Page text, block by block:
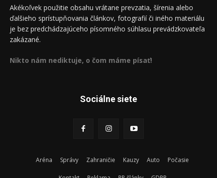
Akékoľvek použitie obsahu vrátane prevzatia, šírenia alebo
ďalšieho sprístupňovania článkov, fotografií či iného materiálu
je bez predchádzajúceho písomného súhlasu prevádzkovateľa
zakázané.
Nikto nám nediktuje, o čom máme písať!
Sociálne siete
Aréna Správy Zahraničie Kauzy Auto Počasie